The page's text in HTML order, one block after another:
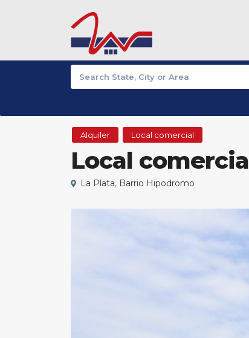
Alquiler Local comercial
Local
La Plata, Barrio Hipodromo